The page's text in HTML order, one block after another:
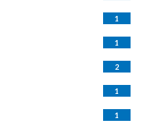
1
1
2
1
1